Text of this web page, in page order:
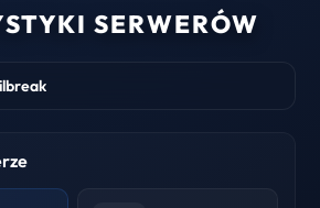
SERWERÓW